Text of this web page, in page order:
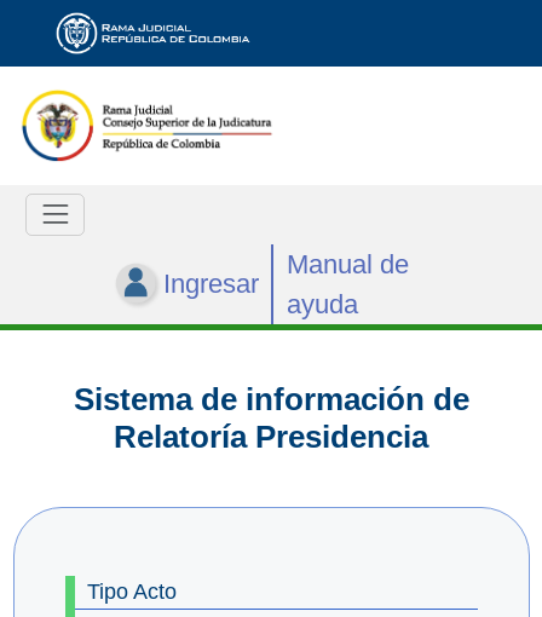
Ingresar
Manual de
ayuda
Sistema de información de
Relatoría Presidencia
Tipo Acto